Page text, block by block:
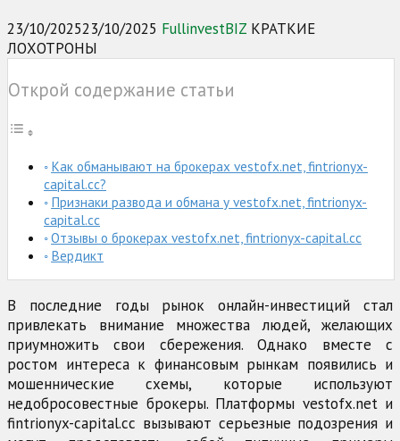
23/10/202523/10/2025 FullinvestBIZ КРАТКИЕ
ЛОХОТРОНЫ
Открой содержание статьи
Как обманывают на брокерах vestofx.net, fintrionyx-
capital.cc?
Признаки развода и обмана у vestofx.net, fintrionyx-
capital.cc
Отзывы о брокерах vestofx.net, fintrionyx-capital.cc
Вердикт
В последние годы рынок онлайн-инвестиций стал
привлекать внимание множества людей, желающих
приумножить свои сбережения. Однако вместе с
ростом интереса к финансовым рынкам появились и
мошеннические схемы, которые используют
недобросовестные брокеры. Платформы vestofx.net и
fintrionyx-capital.cc вызывают серьезные подозрения и